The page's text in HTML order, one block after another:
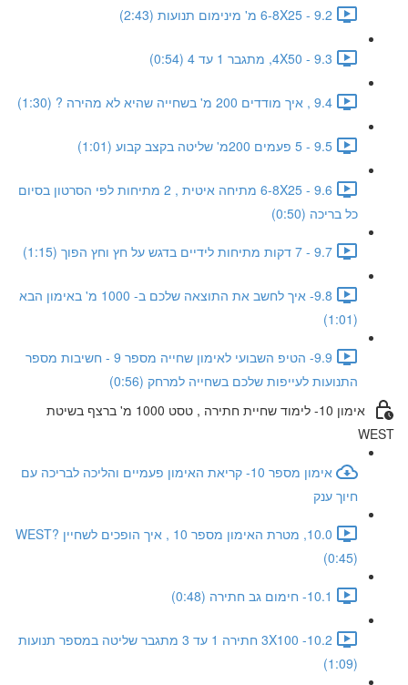
9.2 - 6-8X25 מ' מינימום תנועות (2:43)
9.3 - 4X50, מתגבר 1 עד 4 (0:54)
9.4 , איך מודדים 200 מ' בשחייה שהיא לא מהירה ? (1:30)
9.5 - 5 פעמים 200מ' שליטה בקצב קבוע (1:01)
9.6 - 6-8X25 מתיחה איטית , 2 מתיחות לפי הסרטון בסיום
כל בריכה (0:50)
9.7 - 7 דקות מתיחות לידיים בדגש על חץ וחץ הפוך (1:15)
9.8- איך לחשב את התוצאה שלכם ב- 1000 מ' באימון הבא
(1:01)
9.9- הטיפ השבועי לאימון שחייה מספר 9 - חשיבות מספר
התנועות לעייפות שלכם בשחייה למרחק (0:56)
אימון 10- לימוד שחיית חתירה , טסט 1000 מ' ברצף בשיטת
WEST
אימון מספר 10- קריאת האימון פעמיים והליכה לבריכה עם
חיוך ענק
10.0, מטרת האימון מספר 10 , איך הופכים לשחיין WEST?
(0:45)
10.1- חימום גב חתירה (0:48)
10.2- 3X100 חתירה 1 עד 3 מתגבר שליטה במספר תנועות
(1:09)